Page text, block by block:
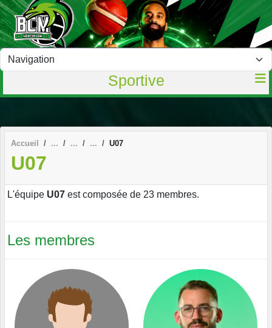
Sportive
Accueil U07
U07
L'équipe U07 est composée de 23 membres.
Les membres
Panneau de gestion des cookies